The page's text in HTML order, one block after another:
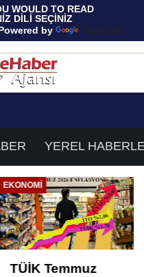
WOULD TO READ
DİLİ SEÇİNİZ
by
Translate
YEREL
EKONOMI
TÜİK Temmuz